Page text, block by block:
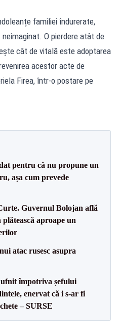
familiei îndurerate,
O pierdere atât de
cât de vitală este adoptarea
acestor acte de
Firea, într-o postare pe
pentru că nu propune un
așa cum prevede
Guvernul Bolojan află
plătească aproape un
atac rusesc asupra
împotriva șefului
enervat că i s-ar fi
– SURSE